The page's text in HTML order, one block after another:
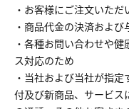
・お客様にご注文いた
・商品代金の決済およ
・各種お問い合わせや
ス対応のため
・当社および当社が指
付及び新商品、サービス